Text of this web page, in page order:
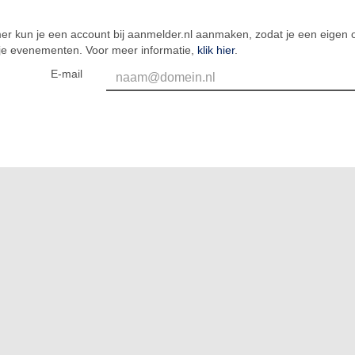
kun je een account bij aanmelder.nl aanmaken, zodat je een eigen
evenementen. Voor meer informatie, klik hier.
E-mail